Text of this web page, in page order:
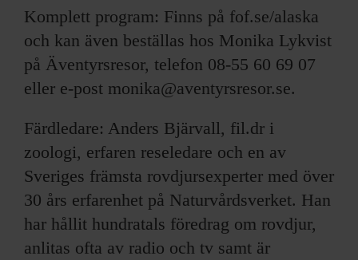
Komplett program: Finns på fof.se/alaska
och kan även beställas hos Monika Lykvist
på Äventyrsresor, telefon 08-55 60 69 07
eller e-post monika@aventyrsresor.se.
Färdledare: Anders Bjärvall, fil.dr i
zoologi, erfaren reseledare och en av
Sveriges främsta rovdjursexperter med över
30 års erfarenhet på Naturvårdsverket. Han
har hållit hundratals föredrag om rovdjur,
anlitas ofta av radio och tv samt är